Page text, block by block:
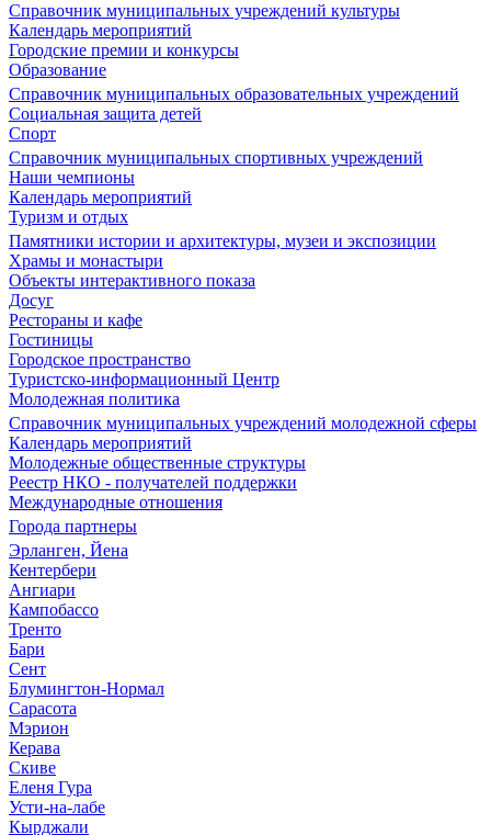
Справочник муниципальных учреждений культуры
Календарь мероприятий
Городские премии и конкурсы
Образование
Справочник муниципальных образовательных учреждений
Социальная защита детей
Спорт
Справочник муниципальных спортивных учреждений
Наши чемпионы
Календарь мероприятий
Туризм и отдых
Памятники истории и архитектуры, музеи и экспозиции
Храмы и монастыри
Объекты интерактивного показа
Досуг
Рестораны и кафе
Гостиницы
Городское пространство
Туристско-информационный Центр
Молодежная политика
Справочник муниципальных учреждений молодежной сферы
Календарь мероприятий
Молодежные общественные структуры
Реестр НКО - получателей поддержки
Международные отношения
Города партнеры
Эрланген, Йена
Кентербери
Ангиари
Кампобассо
Тренто
Бари
Сент
Блумингтон-Нормал
Сарасота
Мэрион
Керава
Скиве
Еленя Гура
Усти-на-лабе
Кырджали